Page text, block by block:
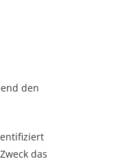
den
das